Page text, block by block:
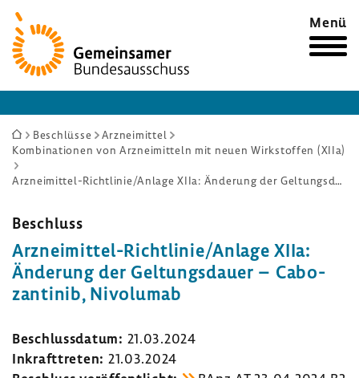
Zur
Startseite
Menü
Sie
sind
hier:
Beschlüsse
Arzneimittel
Kombinationen von Arzneimitteln mit neuen Wirkstoffen (XIIa)
Arzneimittel-Richtlinie/Anlage XIIa: Änderung der Geltungsdauer – Cabozantinib, Nivolumab
Beschluss
Arzneimittel-​Richtlinie/Anlage XIIa:
Ände­rung der Geltungs­dauer – Cabo­
zan­tinib, Nivo­lumab
Beschluss­datum: 21.03.2024
Inkraft­treten: 21.03.2024